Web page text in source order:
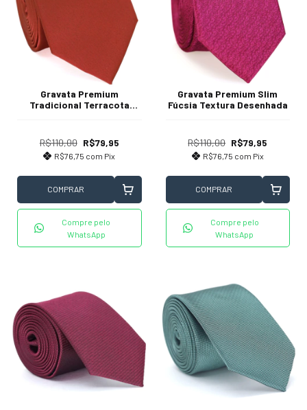
Gravata Premium
Tradicional Terracota
R$110,00 R$79,95
R$76,75 com Pix
COMPRAR
Compre pelo
WhatsApp
Gravata Premium Slim
Fúcsia Textura Desenhada
R$110,00 R$79,95
R$76,75 com Pix
COMPRAR
Compre pelo
WhatsApp